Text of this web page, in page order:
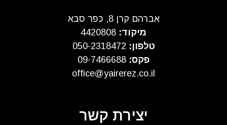
אברהם קרן 8, כפר סבא
מיקוד:
טלפון:
פקס: 09-7466688
office@yairerez.co.il
יצירת קשר